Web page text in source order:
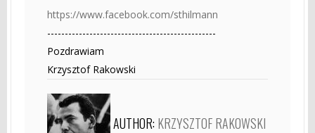
https://www.facebook.com/sthilmann
------------------------------------------------
Pozdrawiam
Krzysztof Rakowski
AUTHOR: KRZYSZTOF RAKOWSKI